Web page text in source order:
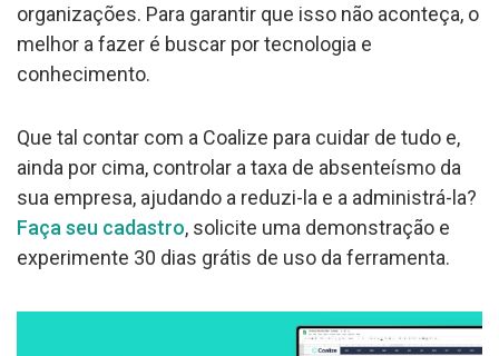
organizações. Para garantir que isso não aconteça, o
melhor a fazer é buscar por tecnologia e
conhecimento.
Que tal contar com a Coalize para cuidar de tudo e,
ainda por cima, controlar a taxa de absenteísmo da
sua empresa, ajudando a reduzi-la e a administrá-la?
Faça seu cadastro, solicite uma demonstração e
experimente 30 dias grátis de uso da ferramenta.